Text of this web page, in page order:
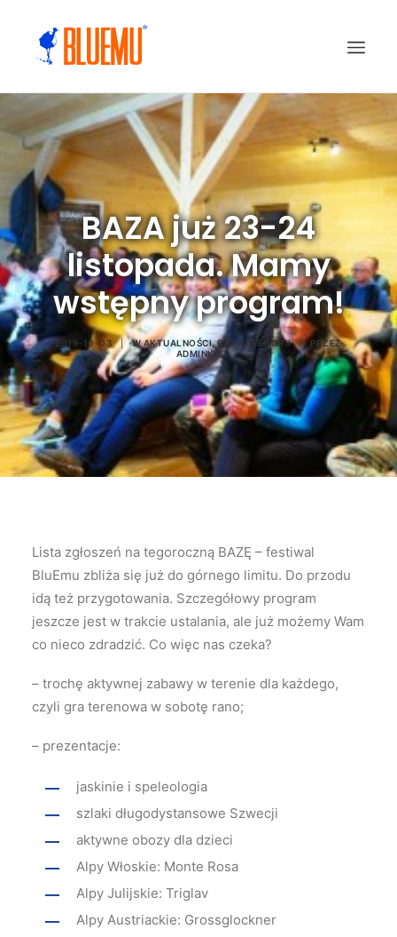
BAZA już 23-24
listopada. Mamy
wstępny program!
2019-10-03 | WAKTUALNOŚCI,BEZ KATEGORII |
PRZEZ
ADMINKA
Lista zgłoszeń na tegoroczną BAZĘ – festiwal
BluEmu zbliża się już do górnego limitu. Do przodu
idą też przygotowania. Szczegółowy program
jeszcze jest w trakcie ustalania, ale już możemy Wam
co nieco zdradzić. Co więc nas czeka?
– trochę aktywnej zabawy w terenie dla każdego,
czyli gra terenowa w sobotę rano;
– prezentacje:
jaskinie i speleologia
szlaki długodystansowe Szwecji
aktywne obozy dla dzieci
Alpy Włoskie: Monte Rosa
Alpy Julijskie: Triglav
Alpy Austriackie: Grossglockner